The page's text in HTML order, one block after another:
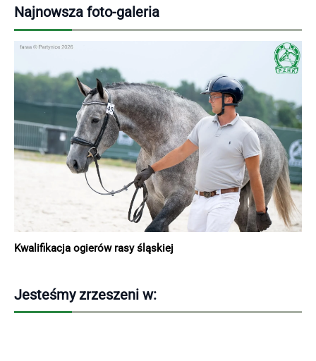
Najnowsza foto-galeria
Kwalifikacja ogierów rasy śląskiej
Jesteśmy zrzeszeni w: